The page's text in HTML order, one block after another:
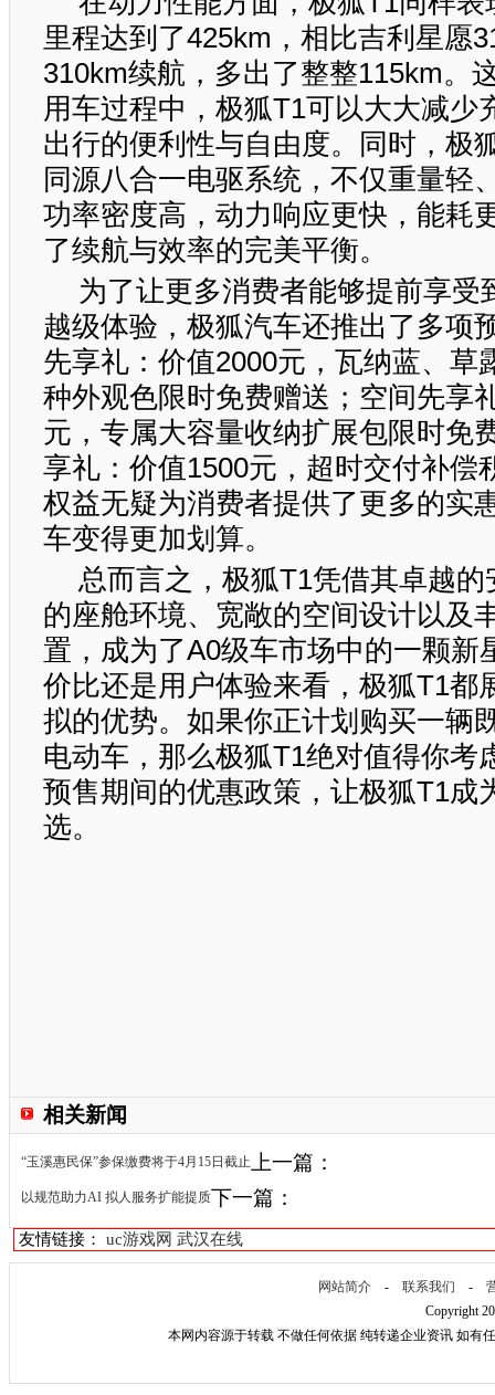
里程达到了425km，相比吉利星愿
310km续航，多出了整整115km。
用车过程中，极狐T1可以大大减少
出行的便利性与自由度。同时，极
同源八合一电驱系统，不仅重量轻
功率密度高，动力响应更快，能耗
了续航与效率的完美平衡。
为了让更多消费者能够提前享受
越级体验，极狐汽车还推出了多项
先享礼：价值2000元，瓦纳蓝、草
种外观色限时免费赠送；空间先享
元，专属大容量收纳扩展包限时免
享礼：价值1500元，超时交付补偿
权益无疑为消费者提供了更多的实
车变得更加划算。
总而言之，极狐T1凭借其卓越
的座舱环境、宽敞的空间设计以及
置，成为了A0级车市场中的一颗新
价比还是用户体验来看，极狐T1都
拟的优势。如果你正计划购买一辆
电动车，那么极狐T1绝对值得你考
预售期间的优惠政策，让极狐T1成
选。
相关新闻
上一篇：
“玉溪惠民保”参保缴费将于4月15日截止
下一篇：
以规范助力AI 拟人服务扩能提质
友情链接： uc游戏网 武汉在线
网站简介 - 联系我们 -
Copyright
本网内容源于转载 不做任何依据 纯转递企业资讯 如有